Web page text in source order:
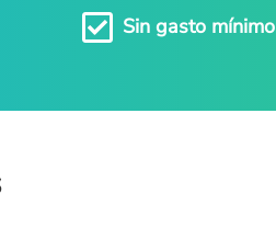
 Sin gasto mínimo